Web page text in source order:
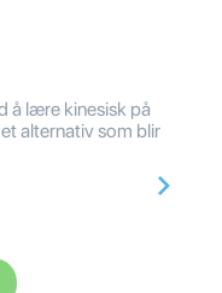
å lære kinesisk på
alternativ som blir